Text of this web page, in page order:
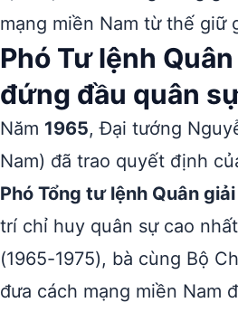
mạng miền Nam từ thế
Phó Tư lệnh
đứng đầu quân
Năm 1965, Đại tướng
Nam) đã trao quyết định
Phó Tổng tư lệnh Quân
trí chỉ huy quân sự cao
(1965-1975), bà cùng Bộ
đưa cách mạng miền Nam